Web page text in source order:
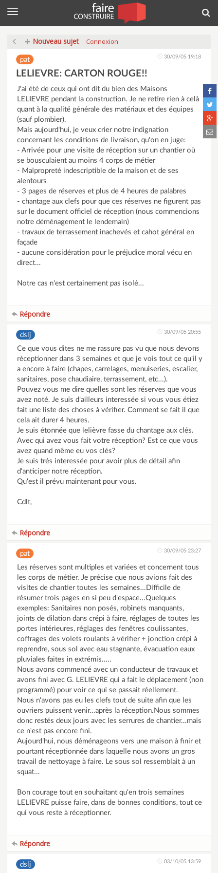
Menu
Nouveau sujet Connexion
pat 30/09/05 19:18
LELIEVRE: CARTON ROUGE!!
J'ai été de ceux qui ont dit du bien des Maisons
LELIEVRE pendant la construction. Je ne retire rien à celà
quant à la qualité générale des matériaux et des équipes
(sauf plombier).
Mais aujourd'hui, je veux crier notre indignation
concernant les conditions de livraison, qu'on en juge:
- Arrivée pour une visite de réception sur un chantier où
se bousculaient au moins 4 corps de métier
- Malpropreté indescriptible de la maison et de ses
alentours
- 3 pages de réserves et plus de 4 heures de palabres
- chantage aux clefs pour que ces réserves ne figurent pas
sur le document officiel de réception (nous commencions
notre déménagement le lendemain)
- travaux de terrassement inachevés et cahot général en
façade
- aucune considération pour le préjudice moral vécu en
direct...
Notre cas n'est certainement pas isolé...
Répondre
dslj 30/09/05 20:55
Ce que vous dites ne me rassure pas vu que nous devons
réceptionner dans 3 semaines et que je vois tout ce qu'il y
a encore à faire (chapes, carrelages, menuiseries, escalier,
sanitaires, pose chaudiaire, terrassement, etc...).
Pouvez vous me dire quelles sont les réserves que vous
avez noté. Je suis d'ailleurs interessée si vous vous étiez
fait une liste des choses à vérifier. Comment se fait il que
cela ait durer 4 heures.
Je suis étonnée que lelièvre fasse du chantage aux clés.
Avec qui avez vous fait votre réception? Est ce que vous
avez quand même eu vos clés?
Je suis trés interessée pour avoir plus de détail afin
d'anticiper notre réception.
Qu'est il prévu maintenant pour vous.
Cdlt,
Répondre
pat 30/09/05 23:27
Les réserves sont multiples et variées et concernent tous
les corps de métier. Je précise que nous avions fait des
visites de chantier toutes les semaines...Difficile de
résumer trois pages en si peu d'espace...Quelques
exemples: Sanitaires non posés, robinets manquants,
joints de dilation dans crépi à faire, réglages de toutes les
portes intérieures, réglages des fenêtres coulissantes,
coffrages des volets roulants à vérifier + jonction crépi à
reprendre, sous sol avec eau stagnante, évacuation eaux
pluviales faites in extrémis.....
Nous avons commencé avec un conducteur de travaux et
avons fini avec G. LELIEVRE qui a fait le déplacement (non
programmé) pour voir ce qui se passait réellement.
Nous n'avons pas eu les clefs tout de suite afin que les
ouvriers puissent venir...après la réception.Nous sommes
donc restés deux jours avec les serrures de chantier...mais
ce n'est pas encore fini.
Aujourd'hui, nous déménageons vers une maison à finir et
pourtant réceptionnée dans laquelle nous avons un gros
travail de nettoyage à faire. Le sous sol ressemblait à un
squat...
Bon courage tout en souhaitant qu'en trois semaines
LELIEVRE puisse faire, dans de bonnes conditions, tout ce
qui vous reste à réceptionner.
Répondre
dslj 03/10/05 13:59